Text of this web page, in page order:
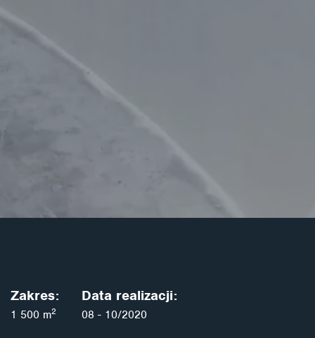
Zakres:
1 500 m2
Data realizacji:
08 - 10/2020